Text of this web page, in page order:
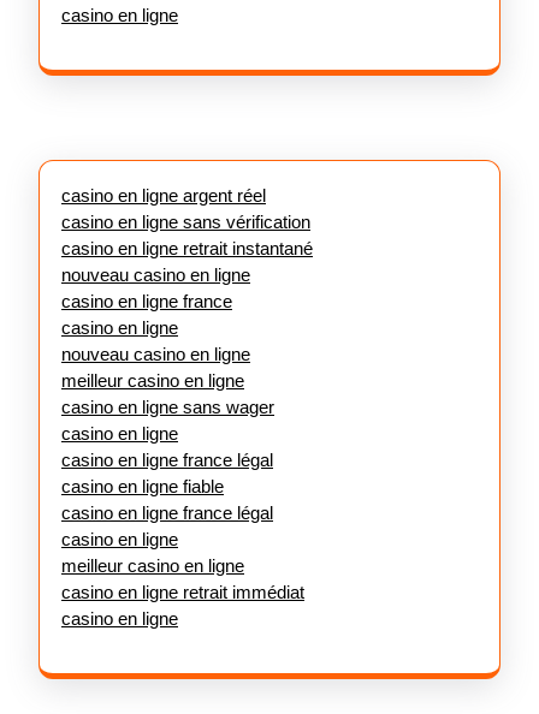
casino en ligne
casino en ligne argent réel
casino en ligne sans vérification
casino en ligne retrait instantané
nouveau casino en ligne
casino en ligne france
casino en ligne
nouveau casino en ligne
meilleur casino en ligne
casino en ligne sans wager
casino en ligne
casino en ligne france légal
casino en ligne fiable
casino en ligne france légal
casino en ligne
meilleur casino en ligne
casino en ligne retrait immédiat
casino en ligne